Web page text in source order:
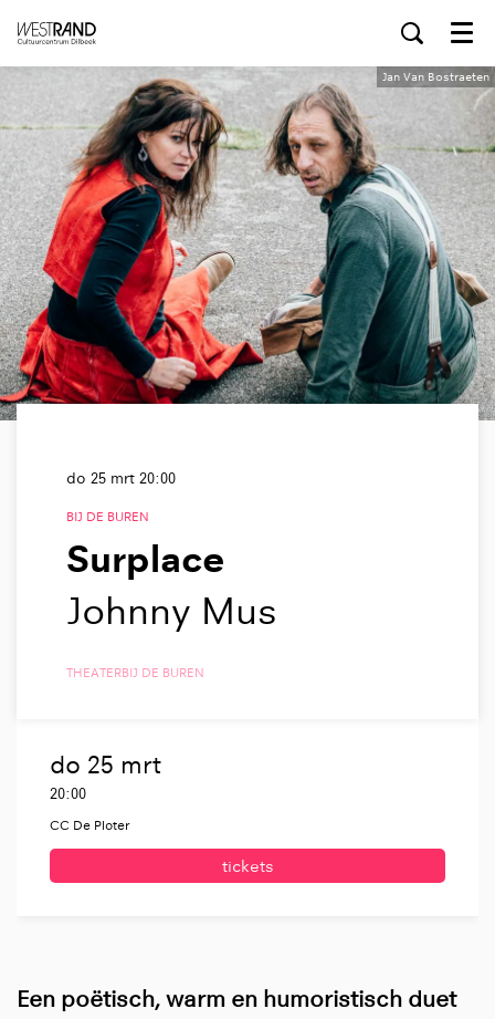
Menu
Jan Van Bostraeten
Surplace
Johnny Mus
BIJ DE BUREN
do 25 mrt 20:00
THEATERBIJ DE BUREN
do 25 mrt
20:00
CC De Ploter
tickets
Een poëtisch, warm en humoristisch duet